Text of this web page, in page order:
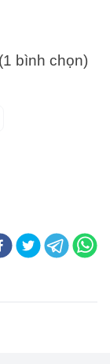
bình chọn)